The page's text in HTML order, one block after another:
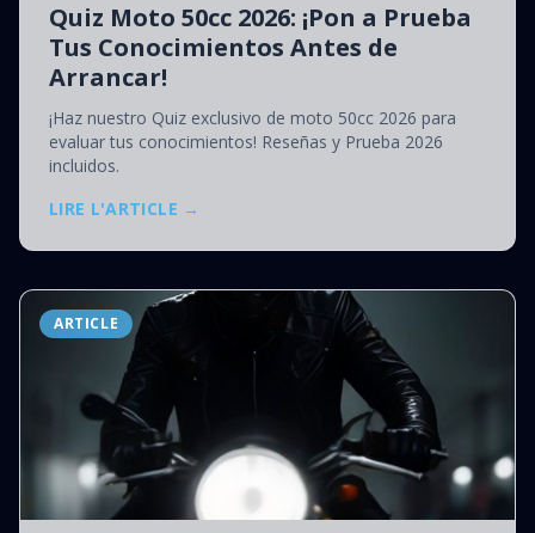
Quiz Moto 50cc 2026: ¡Pon a Prueba
Tus Conocimientos Antes de
Arrancar!
¡Haz nuestro Quiz exclusivo de moto 50cc 2026 para
evaluar tus conocimientos! Reseñas y Prueba 2026
incluidos.
LIRE L'ARTICLE →
ARTICLE